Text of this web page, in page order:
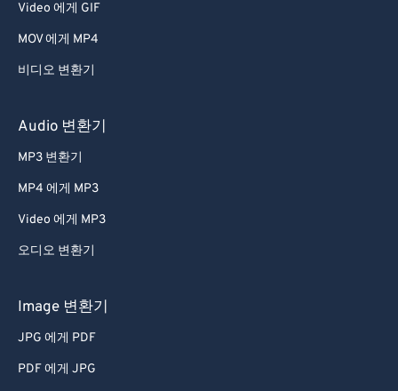
Video 에게 GIF
MOV 에게 MP4
비디오 변환기
Audio 변환기
MP3 변환기
MP4 에게 MP3
Video 에게 MP3
오디오 변환기
Image 변환기
JPG 에게 PDF
PDF 에게 JPG